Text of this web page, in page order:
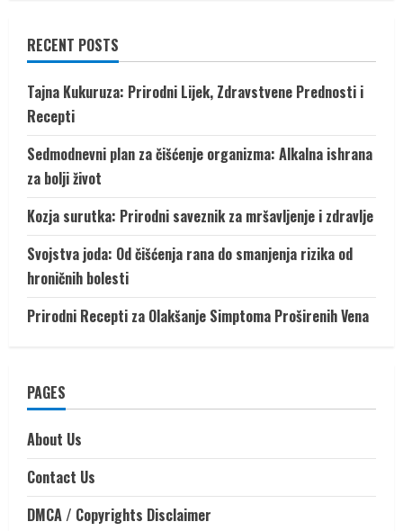
RECENT POSTS
Tajna Kukuruza: Prirodni Lijek, Zdravstvene Prednosti i
Recepti
Sedmodnevni plan za čišćenje organizma: Alkalna ishrana
za bolji život
Kozja surutka: Prirodni saveznik za mršavljenje i zdravlje
Svojstva joda: Od čišćenja rana do smanjenja rizika od
hroničnih bolesti
Prirodni Recepti za Olakšanje Simptoma Proširenih Vena
PAGES
About Us
Contact Us
DMCA / Copyrights Disclaimer